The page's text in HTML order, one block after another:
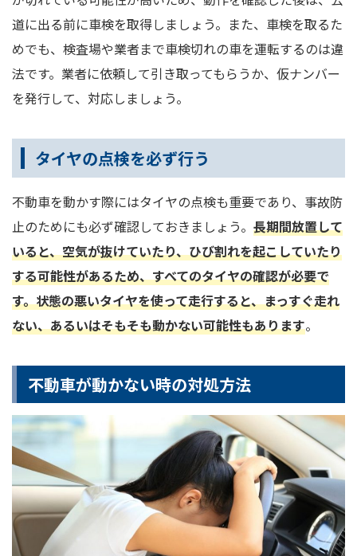
道に出る前に車検を取得しましょう。また、車検を取るた
めでも、検査場や業者まで車検切れの車を運転するのは違
法です。業者に依頼して引き取ってもらうか、仮ナンバー
を発行して、対応しましょう。
タイヤの点検を必ず行う
不動車を動かす際にはタイヤの点検も重要であり、事故防
止のためにも必ず確認しておきましょう。 長期間放置して
いると、空気が抜けていたり、ひび割れを起こしていたり
する可能性があるため、すべてのタイヤの確認が必要で
す。状態の悪いタイヤを使って走行すると、まっすぐ走れ
ない、あるいはそもそも動かない可能性もあります。
不動車が動かない時の対処方法